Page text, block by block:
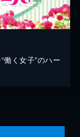
く女子”のハー